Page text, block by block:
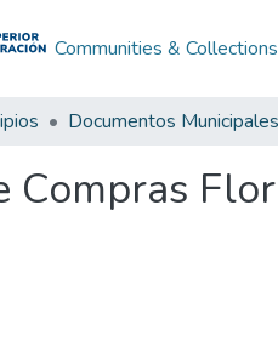
Communities & Collections
Documentos Municipales
Compras